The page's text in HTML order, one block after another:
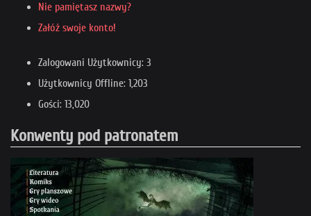
Nie pamiętasz nazwy?
Załóż swoje konto!
Zalogowani Użytkownicy: 3
Użytkownicy Offline: 1,203
Gości: 13,020
Konwenty pod patronatem